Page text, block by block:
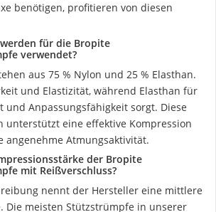
benötigen, profitieren von diesen
für die Bropite
verwendet?
aus 75 % Nylon und 25 % Elasthan.
und Elastizität, während Elasthan für
und Anpassungsfähigkeit sorgt. Diese
unterstützt eine effektive Kompression
angenehme Atmungsaktivität.
der Bropite
mit Reißverschluss?
nennt der Hersteller eine mittlere
Die meisten Stützstrümpfe in unserer